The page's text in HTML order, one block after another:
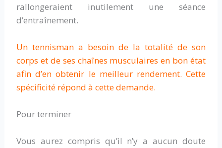
rallongeraient inutilement une séance
d’entraînement.
Un tennisman a besoin de la totalité de son
corps et de ses chaînes musculaires en bon état
afin d’en obtenir le meilleur rendement. Cette
spécificité répond à cette demande.
Pour terminer
Vous aurez compris qu’il n’y a aucun doute